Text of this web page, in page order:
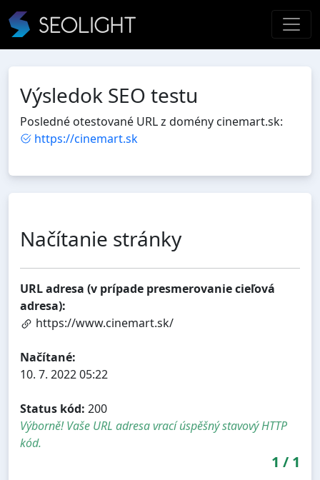
Výsledok SEO testu
Posledné otestované URL z domény cinemart.sk:
https://cinemart.sk
Načítanie stránky
URL adresa (v prípade presmerovanie cieľová
adresa):
https://www.cinemart.sk/
Načítané:
10. 7. 2022 05:22
Status kód: 200
Výborně! Vaše URL adresa vrací úspěšný stavový HTTP
kód.
1 / 1